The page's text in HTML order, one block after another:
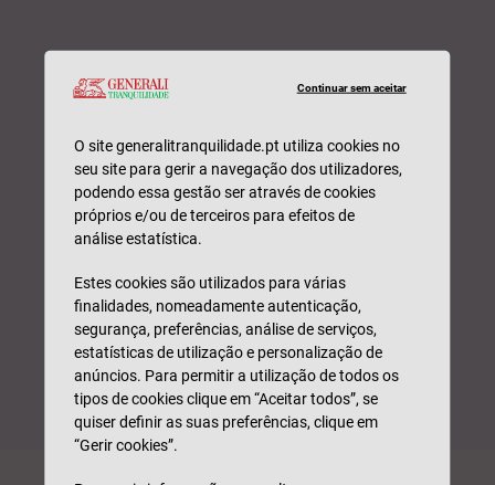
Um seguro obrigatório por lei para animais
Proteção contra atos imprevistos do seu
animal de estimação
Pagamento dos prejuízos causados aos
outros pelo seu cão
classificação da raça do animal
Capital de 50.000€ com possibilidade de
aumentar o valor após análise da
Tranquilidade
Subscrição simples e fácil
Continuar sem aceitar
O site generalitranquilidade.pt utiliza cookies no
seu site para gerir a navegação dos utilizadores,
podendo essa gestão ser através de cookies
próprios e/ou de terceiros para efeitos de
análise estatística.
Estes cookies são utilizados para várias
finalidades, nomeadamente autenticação,
segurança, preferências, análise de serviços,
estatísticas de utilização e personalização de
anúncios. Para permitir a utilização de todos os
tipos de cookies clique em “Aceitar todos”, se
quiser definir as suas preferências, clique em
“Gerir cookies”.